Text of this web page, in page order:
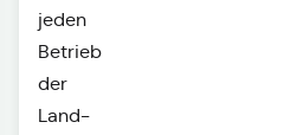
jeden
Betrieb
der
Land-